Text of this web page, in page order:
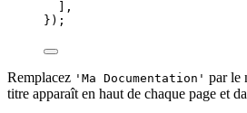
],
});
Remplacez 'Ma Documentation' par le
titre apparaît en haut de chaque page et